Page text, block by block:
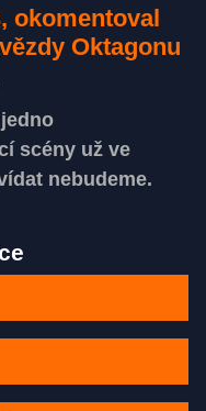
okomentoval
Oktagonu
scény už ve
nebudeme.